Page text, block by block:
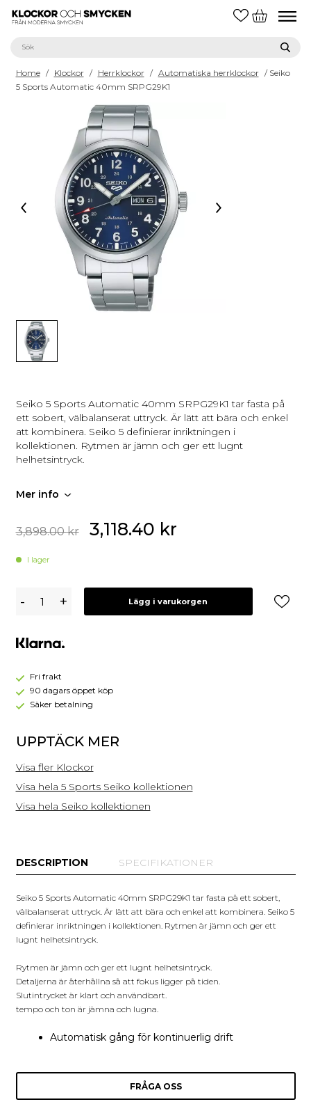
Home / Klockor / Herrklockor / Automatiska herrklockor / Seiko
5 Sports Automatic 40mm SRPG29K1
Seiko 5 Sports Automatic 40mm SRPG29K1 tar fasta på
ett sobert, välbalanserat uttryck. Är lätt att bära och enkel
att kombinera. Seiko 5 definierar inriktningen i
kollektionen. Rytmen är jämn och ger ett lugnt
helhetsintryck.
Rytmen är jämn och ger ett lugnt helhetsintryck.
Detaljerna är återhållna så att fokus ligger på tiden.
tempo och ton är jämna och lugna.
Mer info
3,898.00kr 3,118.40 kr
I lager
Automatic
40mm
- + Lägg i varukorgen
Fri frakt
90 dagars öppet köp
Säker betalning
UPPTÄCK MER
Visa fler Klockor
Visa hela 5 Sports Seiko kollektionen
Visa hela Seiko kollektionen
DESCRIPTION SPECIFIKATIONER
Seiko 5 Sports Automatic 40mm SRPG29K1 tar fasta på ett sobert,
välbalanserat uttryck. Är lätt att bära och enkel att kombinera. Seiko 5
definierar inriktningen i kollektionen. Rytmen är jämn och ger ett
lugnt helhetsintryck.
Rytmen är jämn och ger ett lugnt helhetsintryck.
Detaljerna är återhållna så att fokus ligger på tiden.
Slutintrycket är klart och användbart.
tempo och ton är jämna och lugna.
Automatisk gång för kontinuerlig drift
FRÅGA OSS